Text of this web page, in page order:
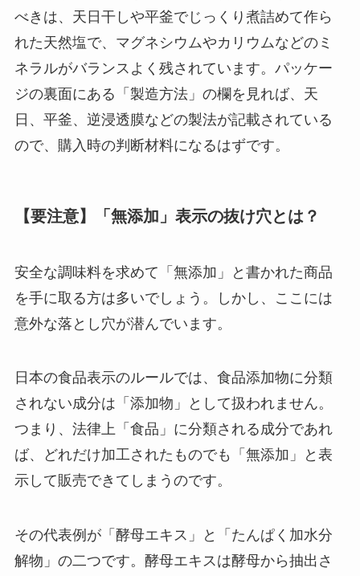
べきは、天日干しや平釜でじっくり煮詰めて作ら
れた天然塩で、マグネシウムやカリウムなどのミ
ネラルがバランスよく残されています。パッケー
ジの裏面にある「製造方法」の欄を見れば、天
日、平釜、逆浸透膜などの製法が記載されている
ので、購入時の判断材料になるはずです。
【要注意】「無添加」表示の抜け穴とは？
安全な調味料を求めて「無添加」と書かれた商品
を手に取る方は多いでしょう。しかし、ここには
意外な落とし穴が潜んでいます。
日本の食品表示のルールでは、食品添加物に分類
されない成分は「添加物」として扱われません。
つまり、法律上「食品」に分類される成分であれ
ば、どれだけ加工されたものでも「無添加」と表
示して販売できてしまうのです。
その代表例が「酵母エキス」と「たんぱく加水分
解物」の二つです。酵母エキスは酵母から抽出さ